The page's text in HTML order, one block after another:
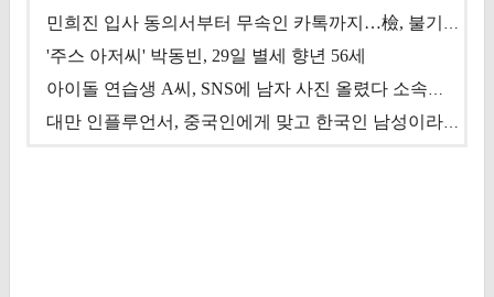
민희진 입사 동의서부터 무속인 카톡까지…檢, 불기소 처분 근거들 [이슈&톡]
'주스 아저씨' 박동빈, 29일 별세 향년 56세
아이돌 연습생 A씨, SNS에 남자 사진 올렸다 소속사 퇴출
대만 인플루언서, 중국인에게 맞고 한국인 남성이라 진술 '후폭풍'